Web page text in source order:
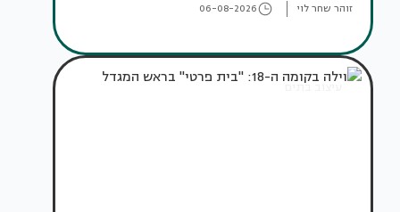
זוהר שחר לוי 06-08-2026
עיצוב בתים